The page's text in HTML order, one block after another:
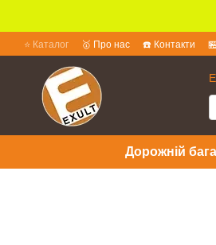
⭐ Каталог 🥇 Про нас ☎️ Контакти
Дорожній